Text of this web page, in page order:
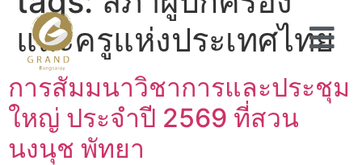
และครูแห่งประเทศไทย
การสัมมนาวิชาการและประชุม
ใหญ่ ประจำปี 2569 ที่สวน
นงนุช พัทยา